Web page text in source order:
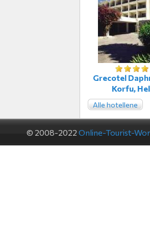
Grecotel
Korfu,
Alle hotellene
© 2008-2022 Online-Tourist-